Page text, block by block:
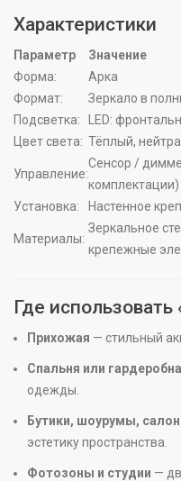
Характеристики
Параметр
Значение
Форма:
Арка
Формат:
Зеркало в
Подсветка:
LED:
Цвет света: Тёплый,
Управление:
Сенсор /
комплектации)
Установка:
Настенное
Материалы:
Зеркальное
крепежные
Где
Прихожая — стильный
Спальня или
одежды.
Бутики, шоурумы,
эстетику пространства.
Фотозоны и студии —